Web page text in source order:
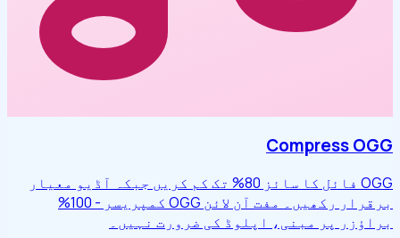
Compress OGG
OGG فائل کا سائز 80% تک کم کریں جبکہ آڈیو معیار
برقرار رکھیں۔ مفت آن لائن OGG کمپریسر - 100%
براؤزر پر مبنی، اپلوڈ کی ضرورت نہیں۔